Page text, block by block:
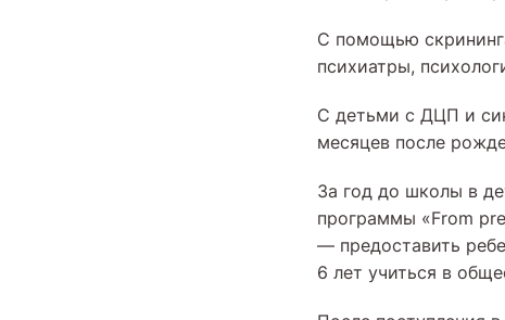
С помощью
психиатры,
С детьми с ДЦП и
месяцев после
За год до школы в
программы «From
— предоставить
6 лет учиться в